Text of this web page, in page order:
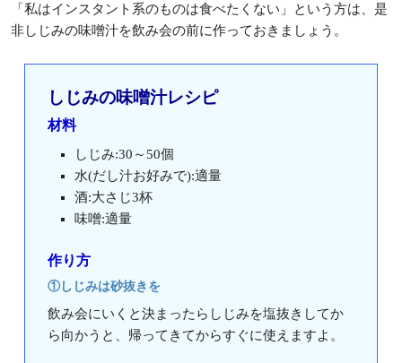
「私はインスタント系のものは食べたくない」という方は、是
非しじみの味噌汁を飲み会の前に作っておきましょう。
しじみの味噌汁レシピ
材料
しじみ:30～50個
水(だし汁お好みで):適量
酒:大さじ3杯
味噌:適量
作り方
①しじみは砂抜きを
飲み会にいくと決まったらしじみを塩抜きしてか
ら向かうと、帰ってきてからすぐに使えますよ。